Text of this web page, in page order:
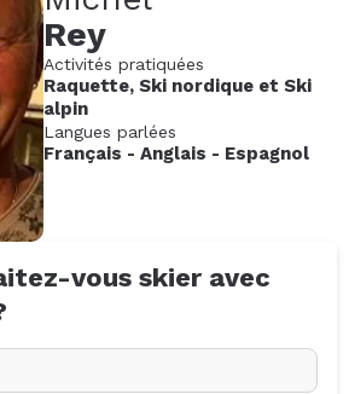
Rey
Activités pratiquées
Raquette, Ski nordiqueet Ski
alpin
Langues parlées
Français - Anglais - Espagnol
vous skier avec